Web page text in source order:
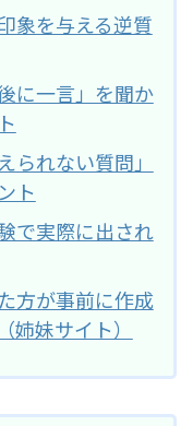
象を与える逆質
に一言」を聞か
られない質問」
ト
で実際に出され
方が事前に作成
妹サイト）